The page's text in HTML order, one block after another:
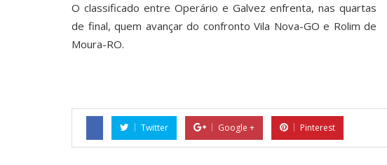
O classificado entre Operário e Galvez enfrenta, nas quartas
de final, quem avançar do confronto Vila Nova-GO e Rolim de
Moura-RO.
Twitter Google + Pinterest